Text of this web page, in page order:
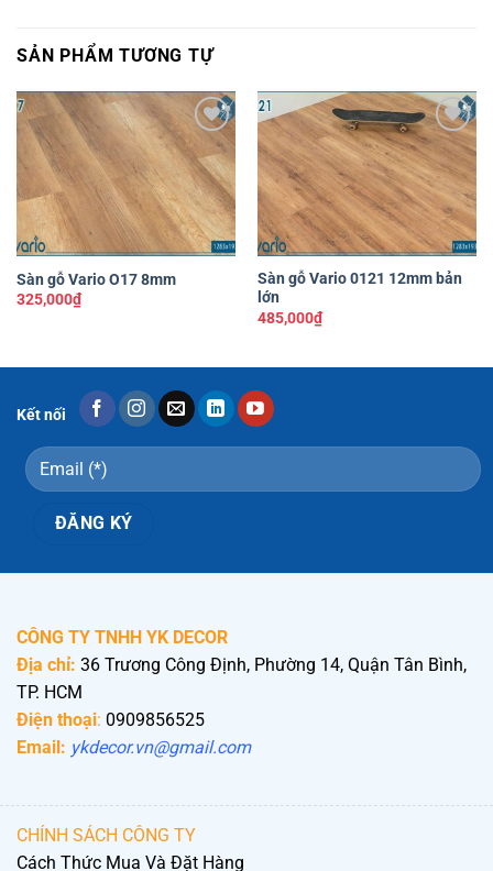
SẢN PHẨM TƯƠNG TỰ
Yêu
thích
Sàn gỗ Vario O17 8mm
325,000₫
Yêu
thích
Sàn gỗ Vario 0121 12mm bản
lớn
485,000₫
Kết nối
CÔNG TY TNHH YK DECOR
Địa chỉ: 36 Trương Công Định, Phường 14, Quận Tân Bình,
TP. HCM
Điện thoại: 0909856525
Email: ykdecor.vn@gmail.com
CHÍNH SÁCH CÔNG TY
Cách Thức Mua Và Đặt Hàng